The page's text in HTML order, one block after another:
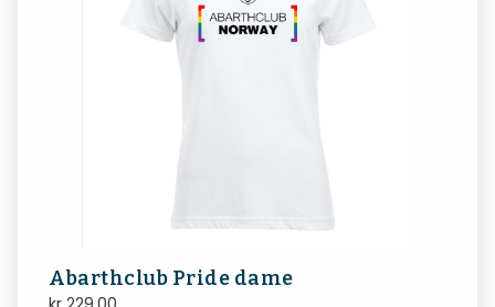
Abarthclub Pride dame